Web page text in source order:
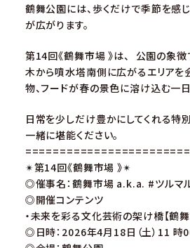
鶴舞公園には、歩くだけで季節を感
が広がります。
第14回《鶴舞市場 》は、 公園の象
木から噴水塔南側に広がるエリアを
物、フードが春の景色に溶け込む一日
日常を少しだけ豊かにしてくれる特
一緒に堪能ください。
✴︎第14回《鶴舞市場 》✴︎
◎催事名：鶴舞市場 a.k.a. #ツルマ
◎開催コンテンツ
・未来を彩る文化芸術の架け橋【鶴舞
◎日時：2026年4月18日（土）11